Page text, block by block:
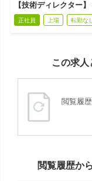
【技術ディレクター
正社員 上場 転勤な
この求
閲覧履
閲覧履歴か